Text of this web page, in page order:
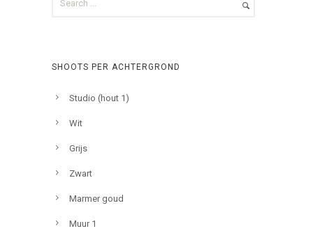
SHOOTS PER ACHTERGROND
Studio (hout 1)
Wit
Grijs
Zwart
Marmer goud
Muur 1